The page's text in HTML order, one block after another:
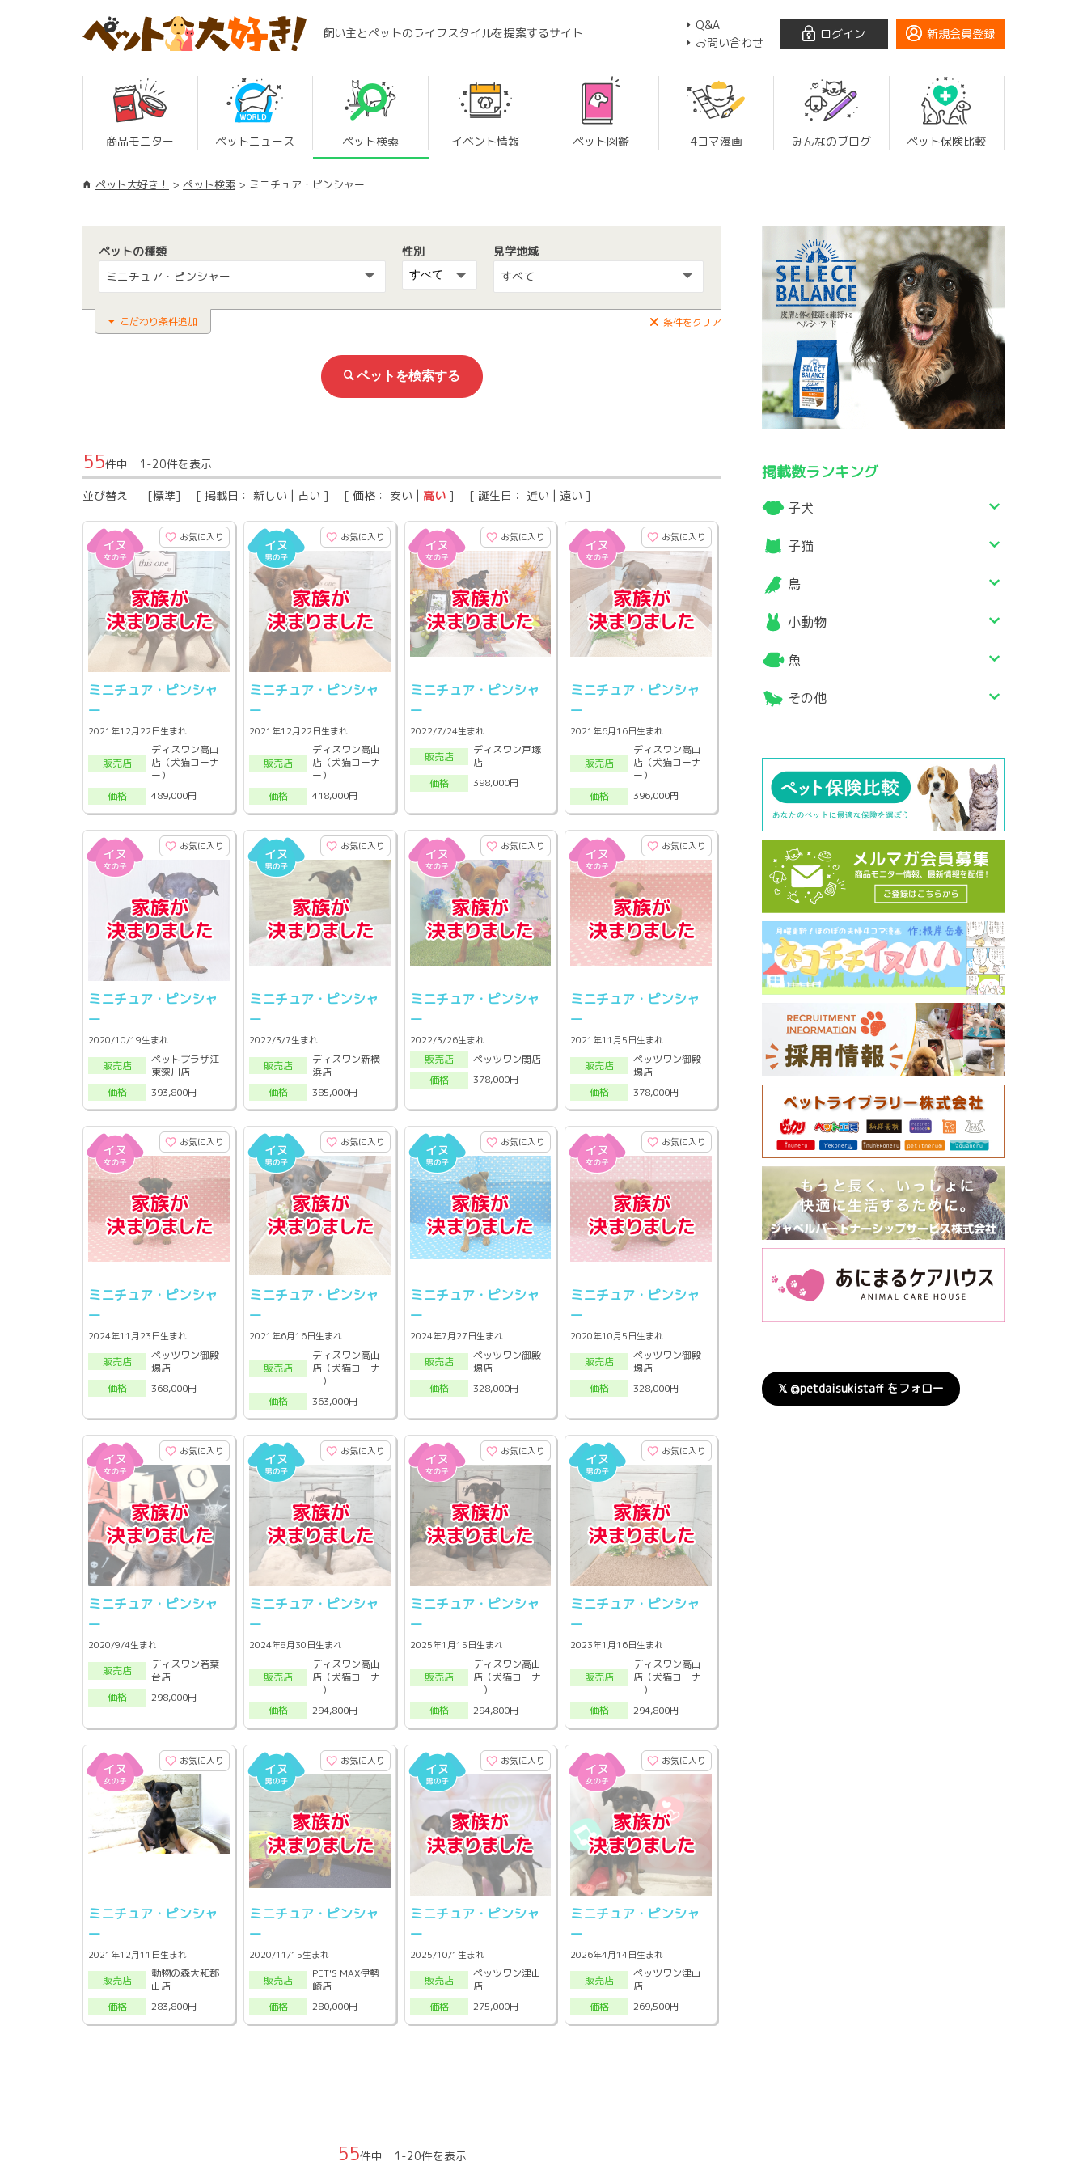
飼い主とペットのライフスタイルを提案するサイト
Q&A
お問い合わせ
ログイン 新規会員登録
商品モニター ペットニュース ペット検索 イベント情報 ペット図鑑 4コマ漫画 みんなのブログ ペット保険比較
ペット大好き！ ペット検索 ミニチュア・ピンシャー
ペットの種類
ミニチュア・ピンシャー
性別
見学地域
すべて
こだわり条件追加 条件をクリア
55件中 1-20件を表示
並び替え [標準] [ 掲載日： 新しい | 古い ] [ 価格： 安い | 高い ] [ 誕生日： 近い | 遠い ]
お気に入り
ミニチュア・ピンシャ
ー
2021年12月22日生まれ
販売店
ディスワン高山
店（犬猫コーナ
ー）
価格
489,000円
お気に入り
ミニチュア・ピンシャ
ー
2021年12月22日生まれ
販売店
ディスワン高山
店（犬猫コーナ
ー）
価格
418,000円
お気に入り
ミニチュア・ピンシャ
ー
2022/7/24生まれ
販売店
ディスワン戸塚
店
価格
398,000円
お気に入り
ミニチュア・ピンシャ
ー
2021年6月16日生まれ
販売店
ディスワン高山
店（犬猫コーナ
ー）
価格
396,000円
お気に入り
ミニチュア・ピンシャ
ー
2020/10/19生まれ
販売店
ペットプラザ江
東深川店
価格
393,800円
お気に入り
ミニチュア・ピンシャ
ー
2022/3/7生まれ
販売店
ディスワン新横
浜店
価格
385,000円
お気に入り
ミニチュア・ピンシャ
ー
2022/3/26生まれ
販売店
ペッツワン関店
価格
378,000円
お気に入り
ミニチュア・ピンシャ
ー
2021年11月5日生まれ
販売店
ペッツワン御殿
場店
価格
378,000円
お気に入り
ミニチュア・ピンシャ
ー
2024年11月23日生まれ
販売店
ペッツワン御殿
場店
価格
368,000円
お気に入り
ミニチュア・ピンシャ
ー
2021年6月16日生まれ
販売店
ディスワン高山
店（犬猫コーナ
ー）
価格
363,000円
お気に入り
ミニチュア・ピンシャ
ー
2024年7月27日生まれ
販売店
ペッツワン御殿
場店
価格
328,000円
お気に入り
ミニチュア・ピンシャ
ー
2020年10月5日生まれ
販売店
ペッツワン御殿
場店
価格
328,000円
お気に入り
ミニチュア・ピンシャ
ー
2020/9/4生まれ
販売店
ディスワン若葉
台店
価格
298,000円
お気に入り
ミニチュア・ピンシャ
ー
2024年8月30日生まれ
販売店
ディスワン高山
店（犬猫コーナ
ー）
価格
294,800円
お気に入り
ミニチュア・ピンシャ
ー
2025年1月15日生まれ
販売店
ディスワン高山
店（犬猫コーナ
ー）
価格
294,800円
お気に入り
ミニチュア・ピンシャ
ー
2023年1月16日生まれ
販売店
ディスワン高山
店（犬猫コーナ
ー）
価格
294,800円
お気に入り
ミニチュア・ピンシャ
ー
2021年12月11日生まれ
販売店
動物の森大和郡
山店
価格
283,800円
お気に入り
ミニチュア・ピンシャ
ー
2020/11/15生まれ
販売店
PET'S MAX伊勢
崎店
価格
280,000円
お気に入り
ミニチュア・ピンシャ
ー
2025/10/1生まれ
販売店
ペッツワン津山
店
価格
275,000円
お気に入り
ミニチュア・ピンシャ
ー
2026年4月14日生まれ
販売店
ペッツワン津山
店
価格
269,500円
55件中 1-20件を表示
掲載数ランキング
子犬
子猫
鳥
小動物
魚
その他
𝕏 @petdaisukistaff をフォロー